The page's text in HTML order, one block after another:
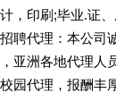
，印刷;毕业.证
聘代理：本公司
亚洲各地代理人
园代理，报酬丰